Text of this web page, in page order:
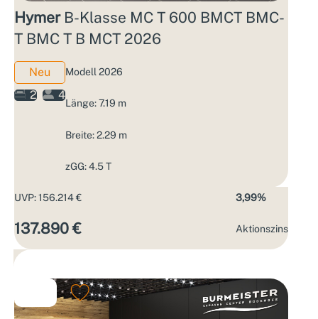
HymerB-Klasse MC T 600 BMCT BMC-
T BMC T B MCT 2026
Neu
2
4
Modell 2026
Länge: 7.19 m
Breite: 2.29 m
zGG: 4.5 T
UVP: 156.214 €
137.890 €
3,99%
Aktions­zins